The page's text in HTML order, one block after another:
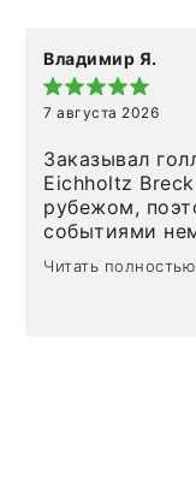
Владимир Я.
7 августа 2026
Заказывал
Eichholtz
рубежом,
событиями
Но homeadore
определенное
то качество
Читать полностью